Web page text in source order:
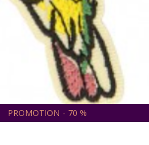
PROMOTION - 70 %